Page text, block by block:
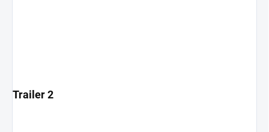
Trailer 2